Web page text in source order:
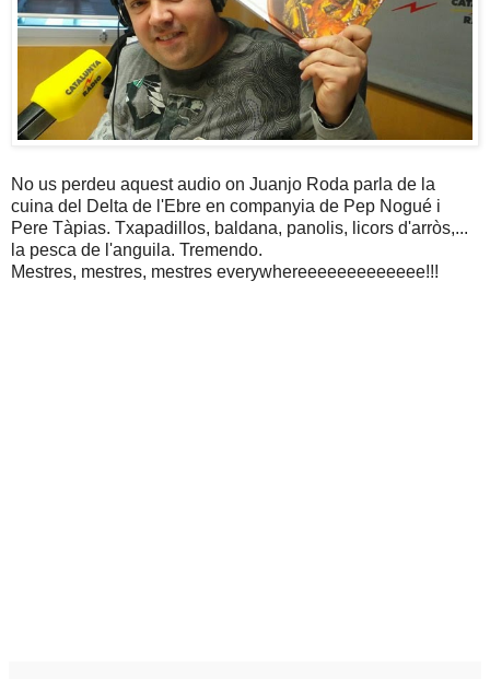
No us perdeu aquest audio on Juanjo Roda parla de la
cuina del Delta de l'Ebre en companyia de Pep Nogué i
Pere Tàpias. Txapadillos, baldana, panolis, licors d'arròs,...
la pesca de l'anguila. Tremendo.
Mestres, mestres, mestres everywhereeeeeeeeeeeee!!!